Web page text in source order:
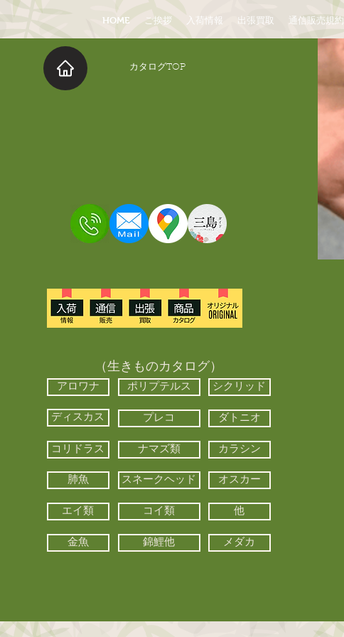
HOME ご挨拶 入荷情報 出張買取 通信販売規約
​カタログTOP
（生きものカタログ）
アロワナ ポリプテルス シクリッド
ディスカス プレコ ダトニオ
コリドラス ナマズ類 カラシン
肺魚 スネークヘッド オスカー
エイ類 コイ類 他
金魚 錦鯉他 メダカ